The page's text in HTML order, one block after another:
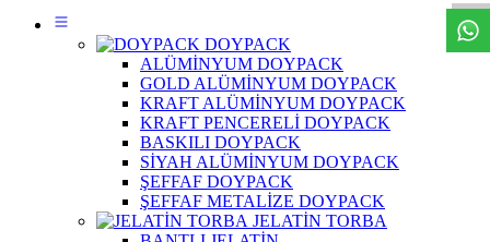
DOYPACK
ALÜMİNYUM DOYPACK
GOLD ALÜMİNYUM DOYPACK
KRAFT ALÜMİNYUM DOYPACK
KRAFT PENCERELİ DOYPACK
BASKILI DOYPACK
SİYAH ALÜMİNYUM DOYPACK
ŞEFFAF DOYPACK
ŞEFFAF METALİZE DOYPACK
JELATİN TORBA